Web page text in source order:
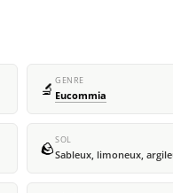
🔬 GENRE
Eucommia
🪨SOL
Sableux, limoneux,